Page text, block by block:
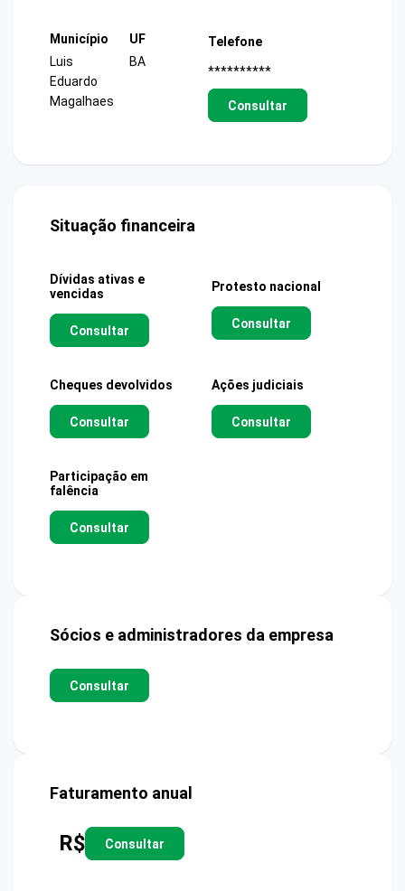
Município
Luis
Eduardo
Magalhaes
UF
BA
Telefone
**********
Consultar
Situação financeira
Dívidas ativas e
vencidas
Consultar
Protesto nacional
Consultar
Cheques devolvidos
Consultar
Ações judiciais
Consultar
Participação em
falência
Consultar
Sócios e administradores da empresa
Consultar
Faturamento anual
R$ Consultar